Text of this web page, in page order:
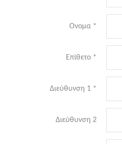
Ονομα *
Επίθετο *
Διεύθυνση 1 *
Διεύθυνση 2